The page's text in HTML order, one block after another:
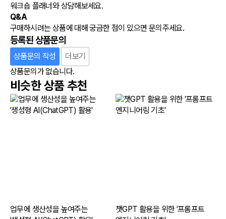
워크숍 플래너와 상담해보세요.
Q&A
구매하시려는 상품에 대해 궁금한 점이 있으면 문의주세요.
등록된 상품문의
상품문의 작성
더보기
상품문의가 없습니다.
비슷한 상품 추천
업무에 생산성을 높여주는
챗GPT 활용을 위한 '프롬프트